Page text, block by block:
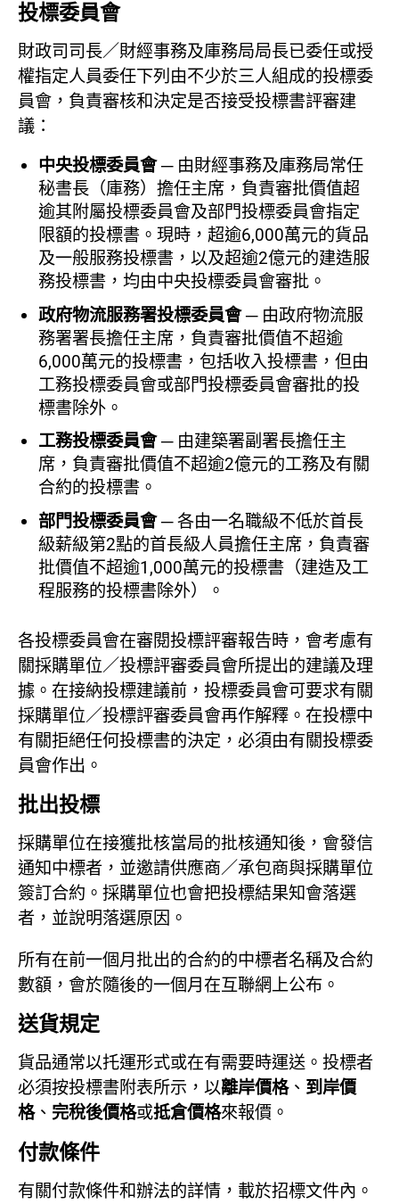
投標委員會
財政司司長／財經事務及庫務局局長已委任或授
權指定人員委任下列由不少於三人組成的投標委
員會，負責審核和決定是否接受投標書評審建
議：
中央投標委員會─ 由財經事務及庫務局常任
秘書長（庫務）擔任主席，負責審批價值超
逾其附屬投標委員會及部門投標委員會指定
限額的投標書。現時，超逾6,000萬元的貨品
及一般服務投標書，以及超逾2億元的建造服
務投標書，均由中央投標委員會審批。
政府物流服務署投標委員會─ 由政府物流服
務署署長擔任主席，負責審批價值不超逾
6,000萬元的投標書，包括收入投標書，但由
工務投標委員會或部門投標委員會審批的投
標書除外。
工務投標委員會─ 由建築署副署長擔任主
席，負責審批價值不超逾2億元的工務及有關
合約的投標書。
部門投標委員會─ 各由一名職級不低於首長
級薪級第2點的首長級人員擔任主席，負責審
批價值不超逾1,000萬元的投標書（建造及工
程服務的投標書除外）。
各投標委員會在審閱投標評審報告時，會考慮有
關採購單位／投標評審委員會所提出的建議及理
據。在接納投標建議前，投標委員會可要求有關
採購單位／投標評審委員會再作解釋。在投標中
有關拒絕任何投標書的決定，必須由有關投標委
員會作出。
批出投標
採購單位在接獲批核當局的批核通知後，會發信
通知中標者，並邀請供應商／承包商與採購單位
簽訂合約。採購單位也會把投標結果知會落選
者，並說明落選原因。
所有在前一個月批出的合約的中標者名稱及合約
數額，會於隨後的一個月在互聯網上公布。
送貨規定
貨品通常以托運形式或在有需要時運送。投標者
必須按投標書附表所示，以離岸價格、 到岸價
格、 完稅後價格或抵倉價格來報價。
付款條件
有關付款條件和辦法的詳情，載於招標文件內。